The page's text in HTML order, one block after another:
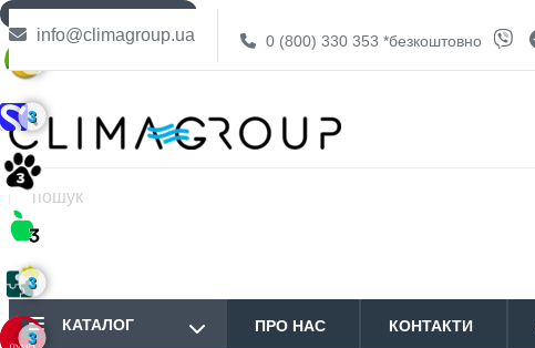
info@climagroup.ua 0 (800) 330 353 *безкоштовно
КАТАЛОГ ПРО НАС КОНТАКТИ
ДОСТАВКА БЕЗКОШТОВНО
3
3
3